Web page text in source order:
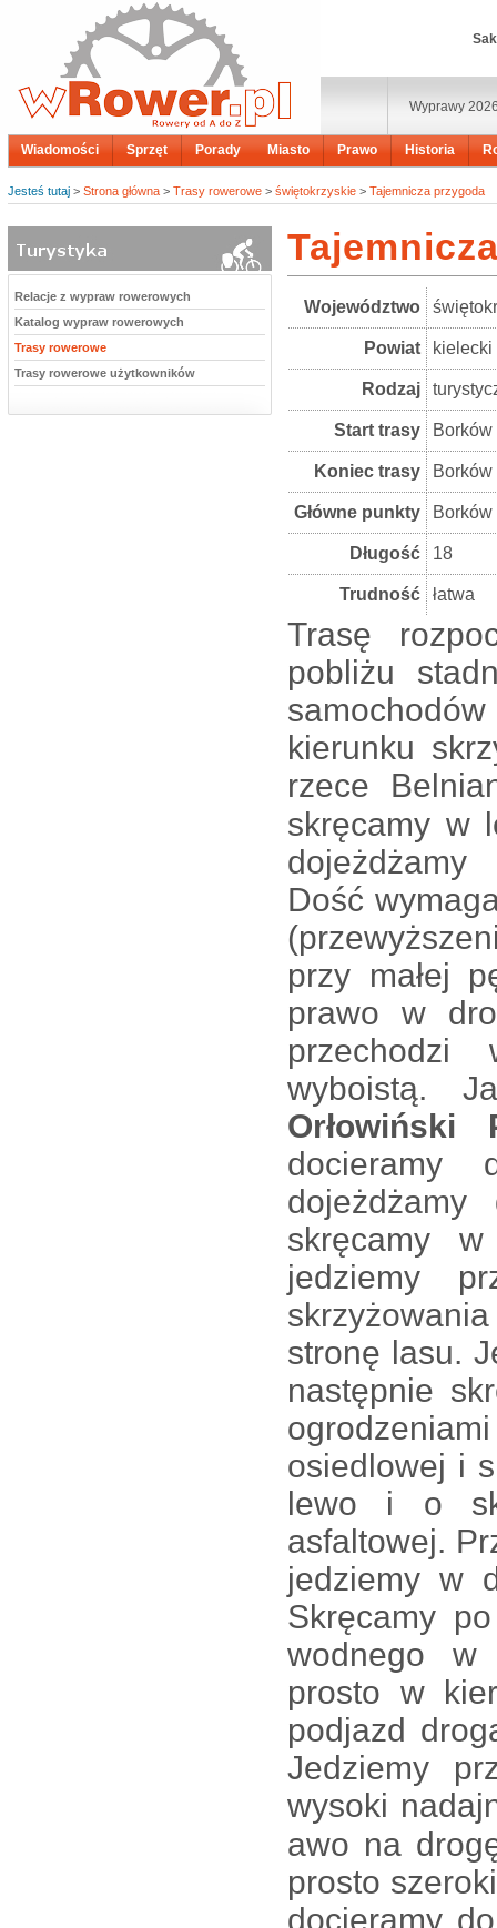
Wyprawy
Wiadomości Sprzęt Porady Miasto Prawo Historia
Jesteś tutaj > Strona główna > Trasy rowerowe > świętokrzyskie > Tajemnicza przygoda
Relacje z wypraw rowerowych
Katalog wypraw rowerowych
Trasy rowerowe
Trasy rowerowe użytkowników
Województwo
Powiat kielecki
Rodzaj
Start trasy Borków
Koniec trasy Borków
Główne punkty
Długość 18
Trudność łatwa
Trasę
pobliżu
kierunku
rzece
skręcamy w
Dość
przy małej
prawo w
wyboistą.
Orłowiński
docieramy
skręcamy
jedziemy
stronę lasu.
następnie
osiedlowej i
lewo i o
asfaltowej.
jedziemy w
Skręcamy
wodnego w
prosto w
podjazd
Jedziemy
wysoki
awo na
prosto
docieramy